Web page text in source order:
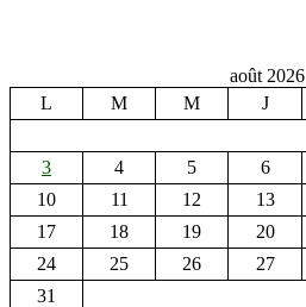
août 2026
L
M M J
3
4 5 6
10
11 12 13
17
18 19 20
24
25 26 27
31